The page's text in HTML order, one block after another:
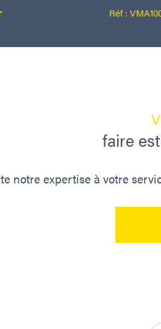
Réf :
faire
notre expertise à votre